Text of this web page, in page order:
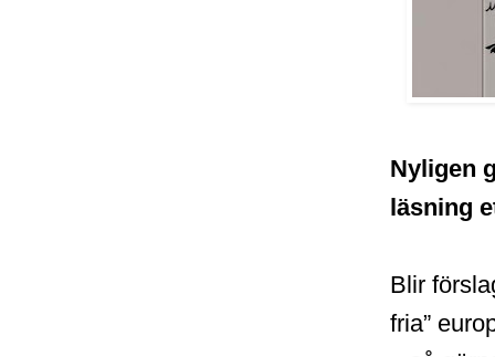
Nyligen
läsning
Blir
fria”